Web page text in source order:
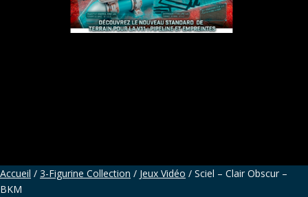
Accueil / 3-Figurine Collection / Jeux Vidéo / Sciel – Clair Obscur –
BKM